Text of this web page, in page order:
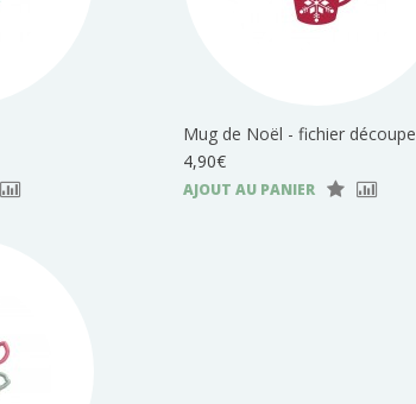
Mug de Noël - fichier découpe
4,90€
AJOUT AU PANIER